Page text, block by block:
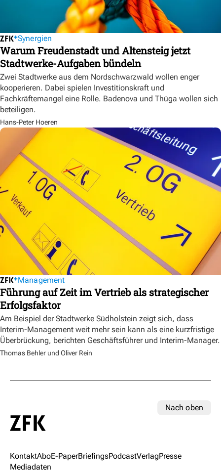
Synergien
Warum Freudenstadt und Altensteig jetzt
Stadtwerke-Aufgaben bündeln
Zwei Stadtwerke aus dem Nordschwarzwald wollen enger
kooperieren. Dabei spielen Investitionskraft und
Fachkräftemangel eine Rolle. Badenova und Thüga wollen sich
beteiligen.
Hans-Peter Hoeren
Management
Führung auf Zeit im Vertrieb als strategischer
Erfolgsfaktor
Am Beispiel der Stadtwerke Südholstein zeigt sich, dass
Interim-Management weit mehr sein kann als eine kurzfristige
Überbrückung, berichten Geschäftsführer und Interim-Manager.
Thomas Behler und Oliver Rein
Nach oben
KontaktAboE-PaperBriefingsPodcastVerlagPresse
Mediadaten